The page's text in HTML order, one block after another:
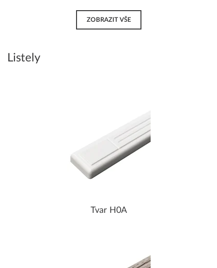
ZOBRAZIT VŠE
Listely
Tvar H0A